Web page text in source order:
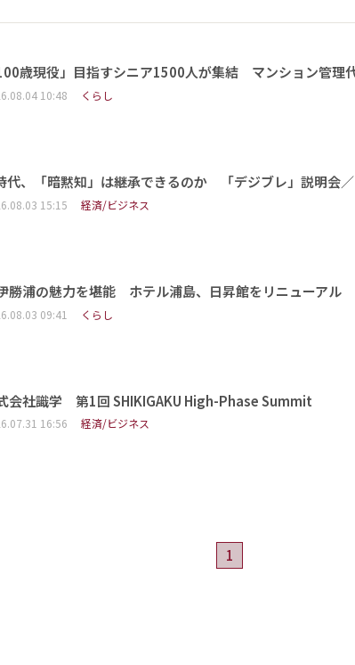
100歳現役」目指すシニア1500人が集結 マンション管理
10:48 くらし
代、「暗黙知」は継承できるのか 「デジブレ」説明会
15:15 経済/ビジネス
勝浦の魅力を堪能 ホテル浦島、日昇館をリニューアル
09:41 くらし
会社識学 第1回 SHIKIGAKU High-Phase Summit
16:56 経済/ビジネス
1